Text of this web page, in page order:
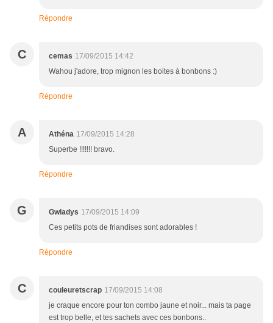
Répondre
C cemas 17/09/2015 14:42
Wahou j'adore, trop mignon les boites à bonbons :)
Répondre
A Athéna 17/09/2015 14:28
Superbe !!!!!!! bravo.
Répondre
G Gwladys 17/09/2015 14:09
Ces petits pots de friandises sont adorables !
Répondre
C couleuretscrap 17/09/2015 14:08
je craque encore pour ton combo jaune et noir... mais ta page
est trop belle, et tes sachets avec ces bonbons..